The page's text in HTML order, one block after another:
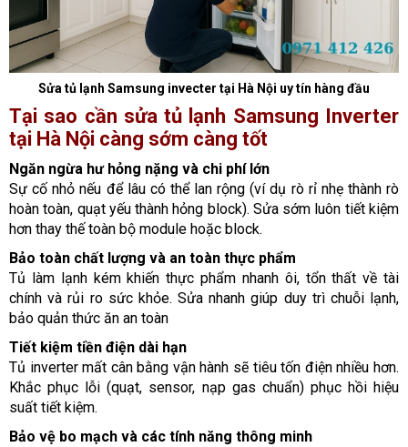
Sửa tủ lạnh Samsung invecter tại Hà Nội uy tín hàng đầu
Tại sao cần sửa tủ lạnh Samsung Inverter
tại Hà Nội càng sớm càng tốt
Ngăn ngừa hư hỏng nặng và chi phí lớn
Sự cố nhỏ nếu để lâu có thể lan rộng (ví dụ rò rỉ nhẹ thành rò
hoàn toàn, quạt yếu thành hỏng block). Sửa sớm luôn tiết kiệm
hơn thay thế toàn bộ module hoặc block.
Bảo toàn chất lượng và an toàn thực phẩm
Tủ làm lạnh kém khiến thực phẩm nhanh ôi, tổn thất về tài
chính và rủi ro sức khỏe. Sửa nhanh giúp duy trì chuỗi lạnh,
bảo quản thức ăn an toàn
Tiết kiệm tiền điện dài hạn
Tủ inverter mất cân bằng vận hành sẽ tiêu tốn điện nhiều hơn.
Khắc phục lỗi (quạt, sensor, nạp gas chuẩn) phục hồi hiệu
suất tiết kiệm.
Bảo vệ bo mạch và các tính năng thông minh